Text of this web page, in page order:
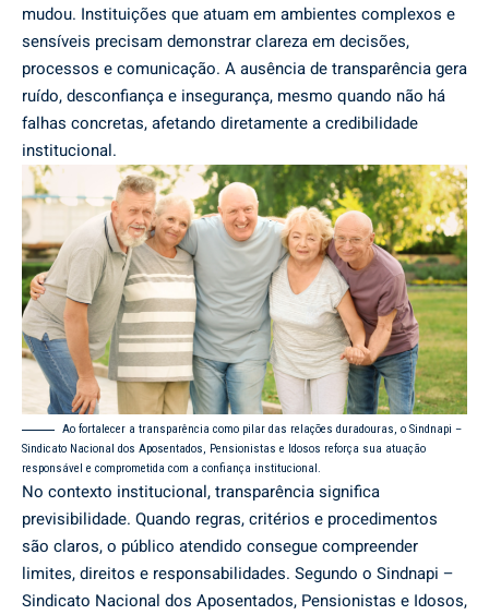
mudou. Instituições que atuam em ambientes complexos e
sensíveis precisam demonstrar clareza em decisões,
processos e comunicação. A ausência de transparência gera
ruído, desconfiança e insegurança, mesmo quando não há
falhas concretas, afetando diretamente a credibilidade
institucional.
Ao fortalecer a transparência como pilar das relações duradouras, o Sindnapi –
Sindicato Nacional dos Aposentados, Pensionistas e Idosos reforça sua atuação
responsável e comprometida com a confiança institucional.
No contexto institucional, transparência significa
previsibilidade. Quando regras, critérios e procedimentos
são claros, o público atendido consegue compreender
limites, direitos e responsabilidades. Segundo o Sindnapi –
Sindicato Nacional dos Aposentados, Pensionistas e Idosos,